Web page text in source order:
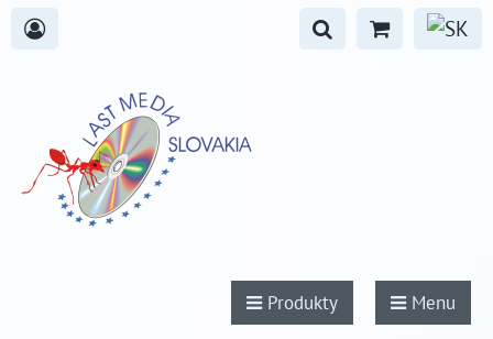
Produkty Menu